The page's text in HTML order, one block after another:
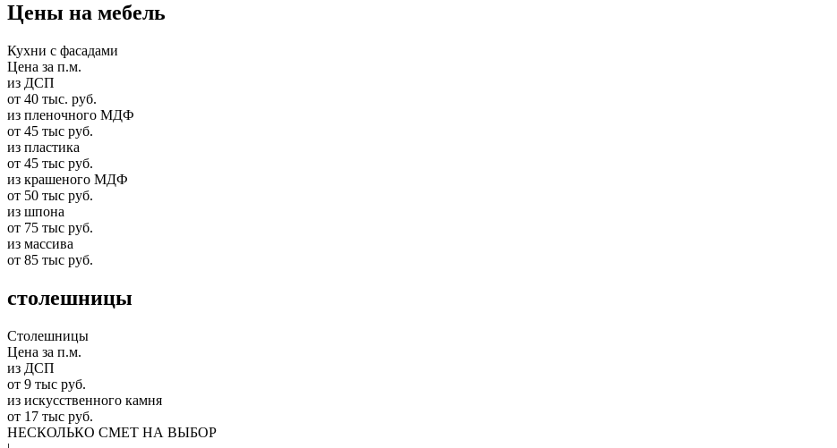
Цены на мебель
Кухни с фасадами
Цена за п.м.
из ДСП
от 40 тыс. руб.
из пленочного МДФ
от 45 тыс руб.
из пластика
от 45 тыс руб.
из крашеного МДФ
от 50 тыс руб.
из шпона
от 75 тыс руб.
из массива
от 85 тыс руб.
столешницы
Столешницы
Цена за п.м.
из ДСП
от 9 тыс руб.
из искусственного камня
от 17 тыс руб.
НЕСКОЛЬКО СМЕТ НА ВЫБОР